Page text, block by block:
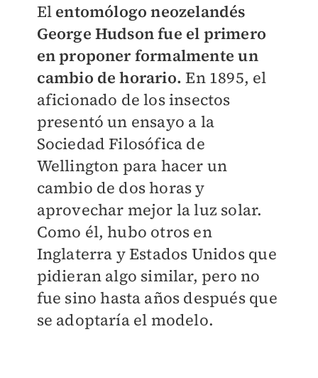
El entomólogo neozelandés
George Hudson fue el primero
en proponer formalmente un
cambio de horario. En 1895, el
aficionado de los insectos
presentó un ensayo a la
Sociedad Filosófica de
Wellington para hacer un
cambio de dos horas y
aprovechar mejor la luz solar.
Como él, hubo otros en
Inglaterra y Estados Unidos que
pidieran algo similar, pero no
fue sino hasta años después que
se adoptaría el modelo.